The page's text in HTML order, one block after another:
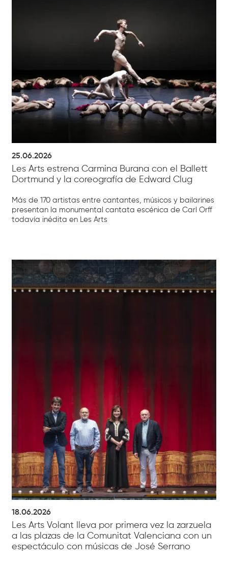
25.06.2026
Les Arts estrena Carmina Burana con el Ballett
Dortmund y la coreografía de Edward Clug
Más de 170 artistas entre cantantes, músicos y bailarines
presentan la monumental cantata escénica de Carl Orff
todavía inédita en Les Arts
18.06.2026
Les Arts Volant lleva por primera vez la zarzuela
a las plazas de la Comunitat Valenciana con un
espectáculo con músicas de José Serrano